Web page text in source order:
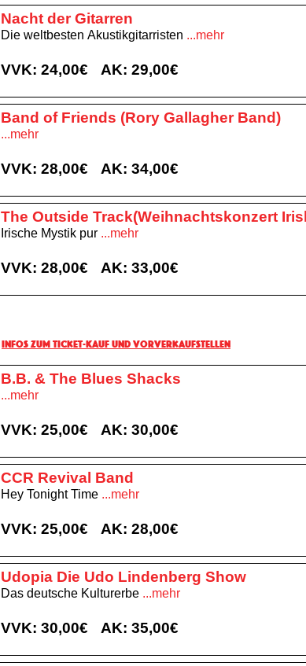
Nacht der Gitarren
Die weltbesten Akustikgitarristen ...mehr
VVK: 24,00€ AK: 29,00€
Band of Friends (Rory Gallagher Band)
...mehr
VVK: 28,00€ AK: 34,00€
The Outside Track(Weihnachtskonzert
Irische Mystik pur ...mehr
VVK: 28,00€ AK: 33,00€
Infos zum Ticket-Kauf und Vorverkaufstellen
B.B. & The Blues Shacks
...mehr
VVK: 25,00€ AK: 30,00€
CCR Revival Band
Hey Tonight Time ...mehr
VVK: 25,00€ AK: 28,00€
Udopia Die Udo Lindenberg Show
Das deutsche Kulturerbe ...mehr
VVK: 30,00€ AK: 35,00€